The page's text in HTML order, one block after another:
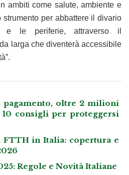
ambiti come salute, ambiente e
strumento per abbattere il divario
le periferie, attraverso il
larga che diventerà accessibile
oltre 2 milioni
consigli per proteggersi
in Italia: copertura e
Regole e Novità Italiane